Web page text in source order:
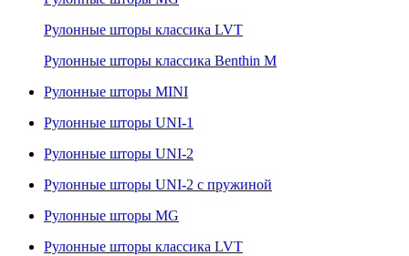
Рулонные шторы классика LVT
Рулонные шторы классика Benthin M
Рулонные шторы MINI
Рулонные шторы UNI-1
Рулонные шторы UNI-2
Рулонные шторы UNI-2 с пружиной
Рулонные шторы MG
Рулонные шторы классика LVT